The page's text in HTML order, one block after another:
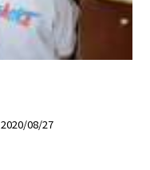
2020/08/27